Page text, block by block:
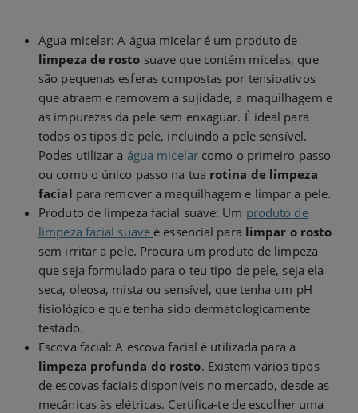
Água micelar: A água micelar é um produto de
limpeza de rosto suave que contém micelas, que
são pequenas esferas compostas por tensioativos
que atraem e removem a sujidade, a maquilhagem e
as impurezas da pele sem enxaguar. É ideal para
todos os tipos de pele, incluindo a pele sensível.
Podes utilizar a água micelar como o primeiro passo
ou como o único passo na tua rotina de limpeza
facial para remover a maquilhagem e limpar a pele.
Produto de limpeza facial suave: Um produto de
limpeza facial suave é essencial para limpar o rosto
sem irritar a pele. Procura um produto de limpeza
que seja formulado para o teu tipo de pele, seja ela
seca, oleosa, mista ou sensível, que tenha um pH
fisiológico e que tenha sido dermatologicamente
testado.
Escova facial: A escova facial é utilizada para a
limpeza profunda do rosto. Existem vários tipos
de escovas faciais disponíveis no mercado, desde as
mecânicas às elétricas. Certifica-te de escolher uma